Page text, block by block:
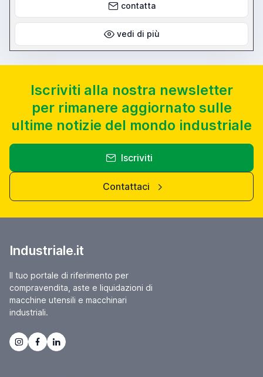
contatta
vedi di più
Iscriviti alla nostra newsletter
per rimanere aggiornato sulle
ultime notizie del mondo industriale
Iscriviti
Contattaci
Industriale.it
Il tuo portale di riferimento per
compravendita, aste e liquidazioni di
macchine utensili e macchinari
industriali.